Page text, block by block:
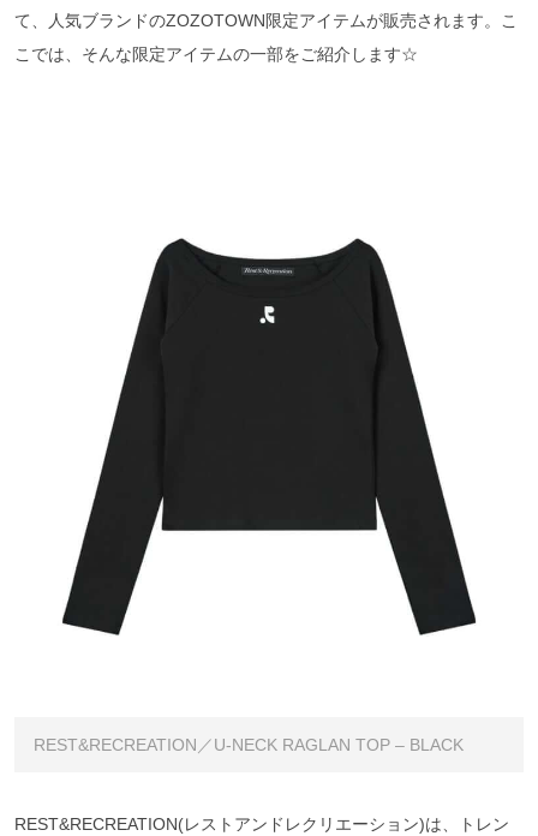
て、人気ブランドのZOZOTOWN限定アイテムが販売されます。こ
こでは、そんな限定アイテムの一部をご紹介します☆
REST&RECREATION／U-NECK RAGLAN TOP – BLACK
REST&RECREATION(レストアンドレクリエーション)は、トレン